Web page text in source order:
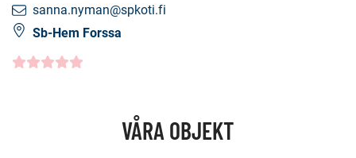
sanna.nyman@spkoti.fi
Sb-Hem Forssa
Kundbetyg
VÅRA OBJEKT